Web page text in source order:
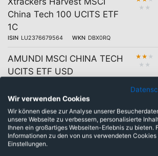
China Tech 100 UCITS ETF
1C
ISIN LU2376679564 WKN DBX0RQ
★ ★
AMUNDI MSCI CHINA TECH
UCITS ETF USD
★ ★ ★
★ ★
AMUNDI MSCI CHINA TECH
UCITS ETF EUR
ISIN LU1681043912 WKN A2H57J
★★
iShares MSCI China A
Wir verwenden Cookies
Wir können diese zur Analyse unserer
unsere Webseite zu verbessern, personalisierte
Ihnen ein großartiges Webseiten-Erlebnis zu bieten.
Informationen zu den von uns verwendeten
Einstellungen.